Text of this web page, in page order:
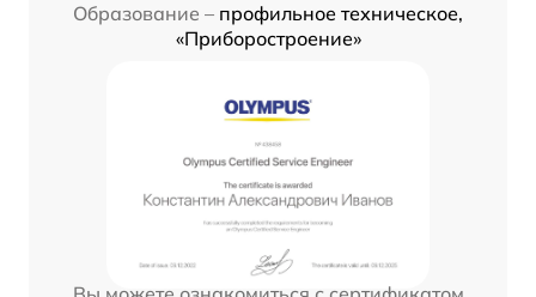
Образование – профильное техническое,
«Приборостроение»